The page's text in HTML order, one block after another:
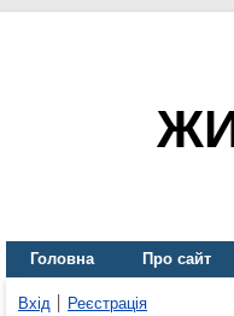
Головна Про сайт
Вхід Реєстрація